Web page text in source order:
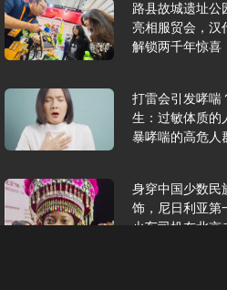
路县故城遗址公
亮相服贸会，汉
解锁两千年惊喜
打雷会引发哮喘
生：过敏体质的
暴哮喘的高危人
身穿中国少数民
饰，尼日利亚第
火车司机在北京